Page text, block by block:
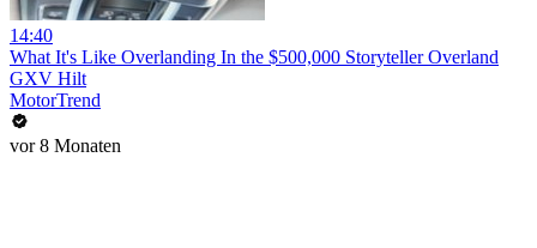
14:40
What It's Like Overlanding In the $500,000 Storyteller Overland
GXV Hilt
MotorTrend
vor 8 Monaten